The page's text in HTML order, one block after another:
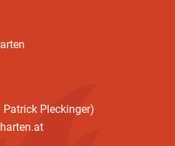
Pleckinger)